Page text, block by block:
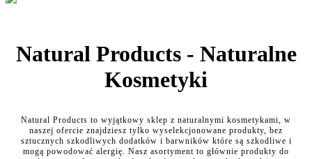
Natural Products - Naturalne
Kosmetyki
Natural Products to wyjątkowy sklep z naturalnymi kosmetykami, w
naszej ofercie znajdziesz tylko wyselekcjonowane produkty, bez
sztucznych szkodliwych dodatków i barwników które są szkodliwe i
mogą powodować alergię. Nasz asortyment to głównie produkty do